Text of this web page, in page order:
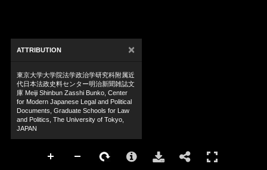
ATTRIBUTION ×
東京大学大学院法学政治学研究科附属近
代日本法政史料センター明治新聞雑誌文
庫 Meiji Shinbun Zasshi Bunko, Center
for Modern Japanese Legal and Political
Documents, Graduate Schools for Law
and Politics, The University of Tokyo,
JAPAN